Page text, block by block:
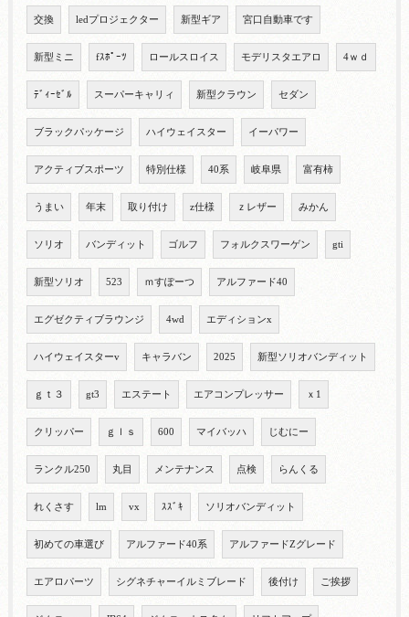
交換 ledプロジェクター 新型ギア 宮口自動車です
新型ミニ fｽﾎﾟｰﾂ ロールスロイス モデリスタエアロ 4ｗｄ
ﾃﾞｨｰｾﾞﾙ スーパーキャリィ 新型クラウン セダン
ブラックパッケージ ハイウェイスター イーパワー
アクティブスポーツ 特別仕様 40系 岐阜県 富有柿
うまい 年末 取り付け z仕様 ｚレザー みかん
ソリオ バンディット ゴルフ フォルクスワーゲン gti
新型ソリオ 523 ｍすぽーつ アルファード40
エグゼクティブラウンジ 4wd エディションx
ハイウェイスターv キャラバン 2025 新型ソリオバンディット
ｇｔ３ gt3 エステート エアコンプレッサー ｘ1
クリッパー ｇｌｓ 600 マイバッハ じむにー
ランクル250 丸目 メンテナンス 点検 らんくる
れくさす lm vx ｽｽﾞｷ ソリオバンディット
初めての車選び アルファード40系 アルファードZグレード
エアロパーツ シグネチャーイルミブレード 後付け ご挨拶